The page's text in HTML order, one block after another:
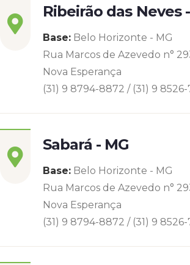
Ribeirão das Neves
Base: Belo Horizonte - MG
Rua Marcos de Azevedo n°
Nova Esperança
(31) 9 8794-8872 / (31) 9
Sabará - MG
Base: Belo Horizonte - MG
Rua Marcos de Azevedo n°
Nova Esperança
(31) 9 8794-8872 / (31) 9